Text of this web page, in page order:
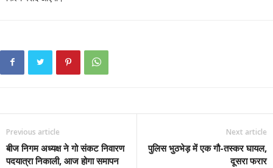
Previous article
बीज निगम अध्यक्ष ने गो संकट निवारण
पदयात्रा निकाली, आज होगा समापन
Next article
पुलिस भुठभेड़ में एक गौ-तस्कर घायल,
दूसरा फरार